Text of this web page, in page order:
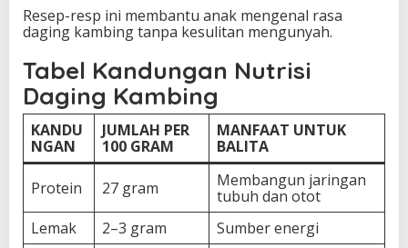
Resep-resp ini membantu anak mengenal rasa
daging kambing tanpa kesulitan mengunyah.
Tabel Kandungan Nutrisi
Daging Kambing
KANDU
NGAN
JUMLAH PER
100 GRAM
MANFAAT UNTUK
BALITA
Protein 27 gram
Membangun jaringan
tubuh dan otot
Lemak
2–3 gram
Sumber energi